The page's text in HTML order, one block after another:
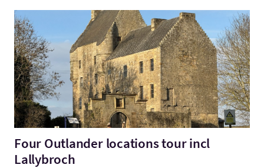
Visita:Four Outlander locations tour incl Lallybroch
Four Outlander locations tour incl
Lallybroch